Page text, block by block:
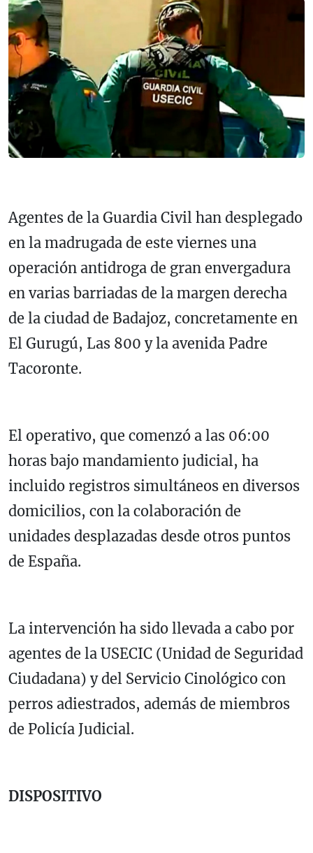
Agentes de la Guardia Civil han desplegado
en la madrugada de este viernes una
operación antidroga de gran envergadura
en varias barriadas de la margen derecha
de la ciudad de Badajoz, concretamente en
El Gurugú, Las 800 y la avenida Padre
Tacoronte.
El operativo, que comenzó a las 06:00
horas bajo mandamiento judicial, ha
incluido registros simultáneos en diversos
domicilios, con la colaboración de
unidades desplazadas desde otros puntos
de España.
La intervención ha sido llevada a cabo por
agentes de la USECIC (Unidad de Seguridad
Ciudadana) y del Servicio Cinológico con
perros adiestrados, además de miembros
de Policía Judicial.
DISPOSITIVO